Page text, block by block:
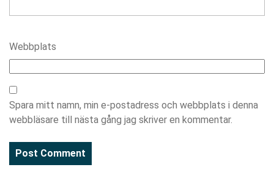
Webbplats
Spara mitt namn, min e-postadress och webbplats i denna
webbläsare till nästa gång jag skriver en kommentar.